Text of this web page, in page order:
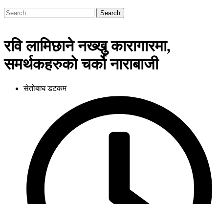
Search
for:
रवि लामिछाने नख्खु कारागारमा,
समर्थकहरुको चर्को नाराबाजी
सेतोबाघ डटकम